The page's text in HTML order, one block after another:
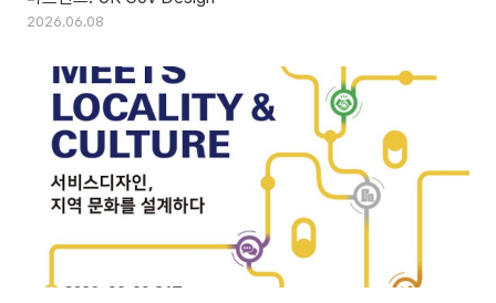
2026.06.08